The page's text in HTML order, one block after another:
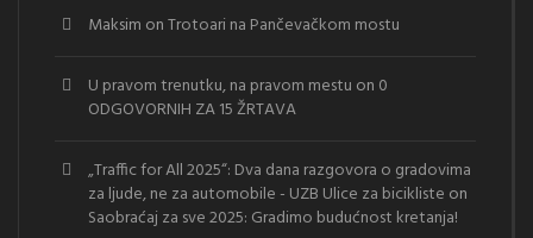
Maksim onTrotoari na Pančevačkom mostu
U pravom trenutku, na pravom mestu on 0
ODGOVORNIH ZA 15 ŽRTAVA
„Traffic for All 2025“: Dva dana razgovora o gradovima
za ljude, ne za automobile - UZB Ulice za bicikliste on
Saobraćaj za sve 2025: Gradimo budućnost kretanja!